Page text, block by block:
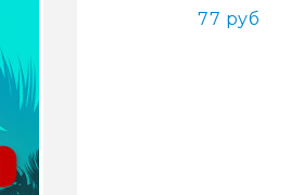
77 руб